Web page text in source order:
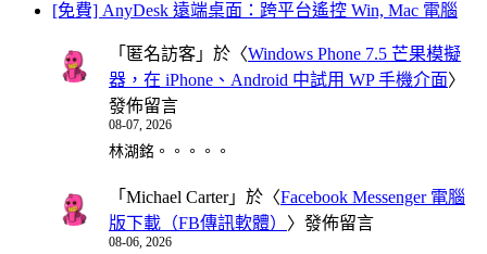
[免費] AnyDesk 遠端桌面：跨平台遙控 Win, Mac 電腦
「 匿名訪客 」於〈Windows Phone 7.5 芒果模擬
器，在 iPhone、Android 中試用 WP 手機介面〉
發佈留言
08-07, 2026
林湖銘。。。。。
「 Michael Carter」於〈Facebook Messenger 電腦
版下載（FB傳訊軟體） 〉發佈留言
08-06, 2026